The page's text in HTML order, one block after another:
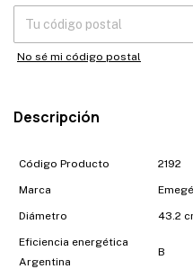
No sé mi código postal
Descripción
Código Producto 2192
Marca Emegé
Diámetro 43.2
Eficiencia energética
Argentina
B